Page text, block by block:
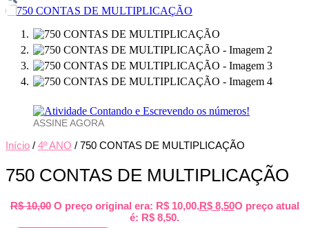
ASSINE AGORA
Início / 4º ANO / 750 CONTAS DE MULTIPLICAÇÃO
750 CONTAS DE MULTIPLICAÇÃO
R$10,00 O preço original era: R$ 10,00.R$8,50O preço atual
é: R$ 8,50.